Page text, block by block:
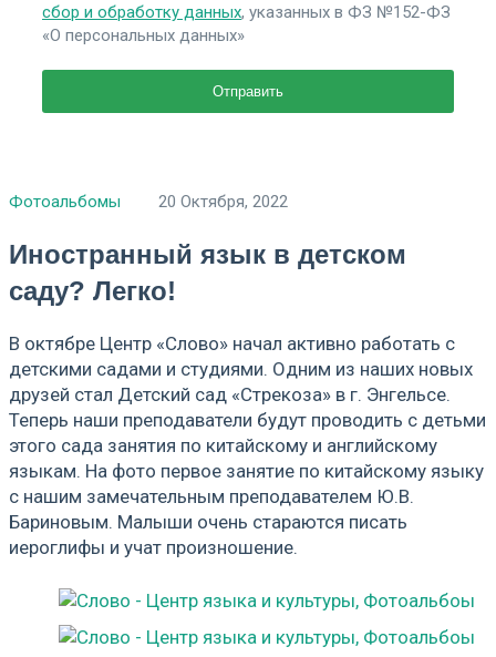
сбор и обработку данных, указанных в ФЗ №152-ФЗ
«О персональных данных»
Фотоальбомы 20 Октября, 2022
Иностранный язык в детском
саду? Легко!
В октябре Центр «Слово» начал активно работать с
детскими садами и студиями. Одним из наших новых
друзей стал Детский сад «Стрекоза» в г. Энгельсе.
Теперь наши преподаватели будут проводить с детьми
этого сада занятия по китайскому и английскому
языкам. На фото первое занятие по китайскому языку
с нашим замечательным преподавателем Ю.В.
Бариновым. Малыши очень стараются писать
иероглифы и учат произношение.